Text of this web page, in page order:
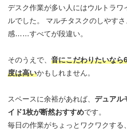
デスク作業が多い人にはウルトラワ
ルでした。 マルチタスクのしやす
感……すべてが段違い。
そのうえで、 音にこだわりたいなら
度は高いかもしれません。
スペースに余裕があれば、 デュアル
イド1枚が断然おすすめです。
毎日の作業がちょっとワクワクする